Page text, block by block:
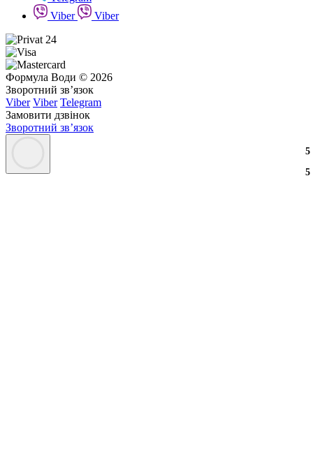
3
3
2
2
3
3
5
5
Viber
Viber
Формула Води © 2026
Зворотний зв’язок
Viber Viber Telegram
Замовити дзвінок
Зворотний зв’язок